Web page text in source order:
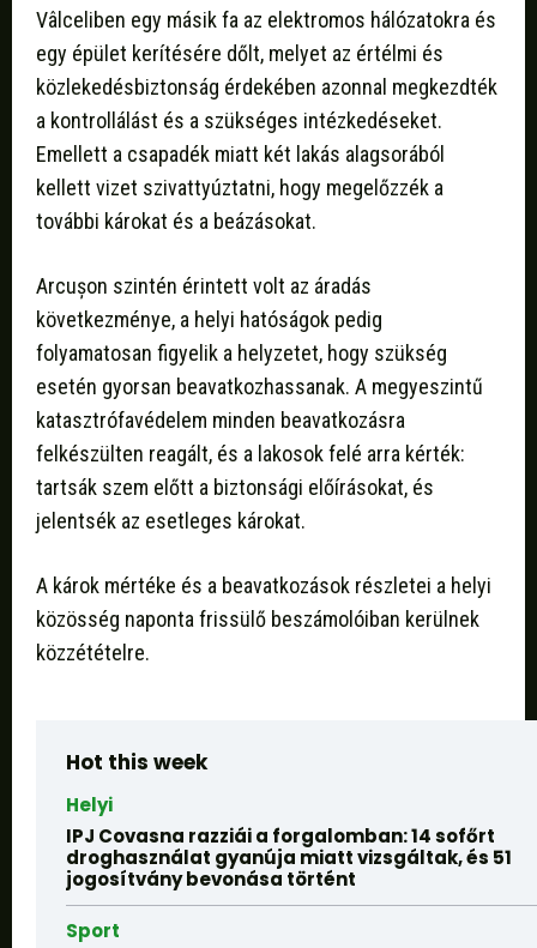
Vâlceliben egy másik fa az elektromos hálózatokra és
egy épület kerítésére dőlt, melyet az értélmi és
közlekedésbiztonság érdekében azonnal megkezdték
a kontrollálást és a szükséges intézkedéseket.
Emellett a csapadék miatt két lakás alagsorából
kellett vizet szivattyúztatni, hogy megelőzzék a
további károkat és a beázásokat.
Arcușon szintén érintett volt az áradás
következménye, a helyi hatóságok pedig
folyamatosan figyelik a helyzetet, hogy szükség
esetén gyorsan beavatkozhassanak. A megyeszintű
katasztrófavédelem minden beavatkozásra
felkészülten reagált, és a lakosok felé arra kérték:
tartsák szem előtt a biztonsági előírásokat, és
jelentsék az esetleges károkat.
A károk mértéke és a beavatkozások részletei a helyi
közösség naponta frissülő beszámolóiban kerülnek
közzétételre.
Hot this week
Helyi
IPJ Covasna razziái a forgalomban: 14 sofőrt
droghasználat gyanúja miatt vizsgáltak, és 51
jogosítvány bevonása történt
Sport